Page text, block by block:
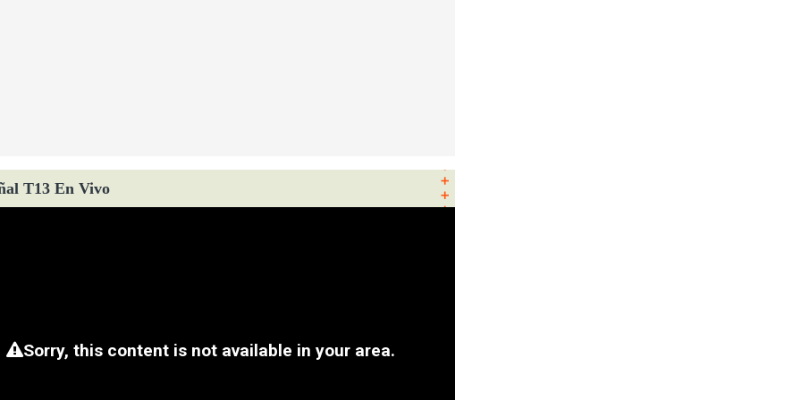
T13 En Vivo